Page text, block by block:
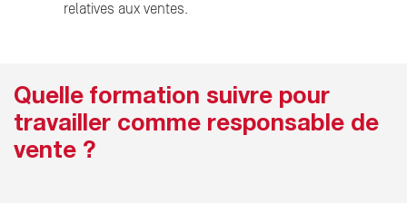
relatives aux ventes.
Quelle formation suivre pour
travailler comme responsable de
vente ?